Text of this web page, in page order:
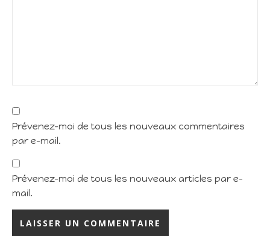
Prévenez-moi de tous les nouveaux commentaires
par e-mail.
Prévenez-moi de tous les nouveaux articles par e-
mail.